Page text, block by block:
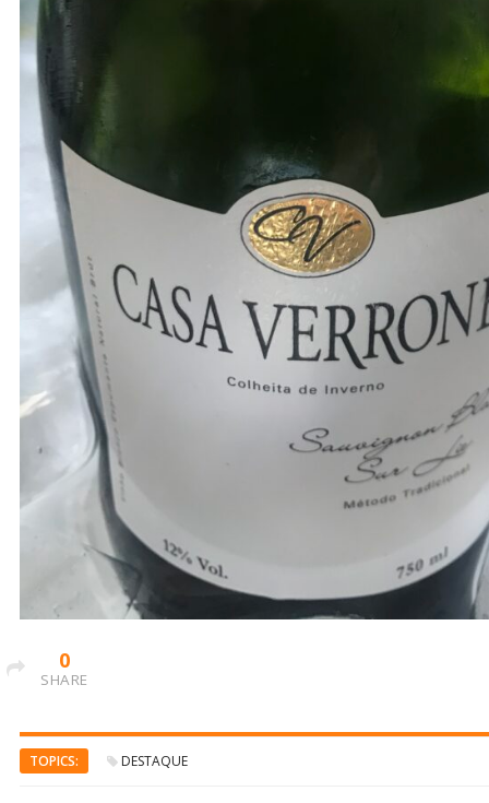
0
SHARE
TOPICS: DESTAQUE